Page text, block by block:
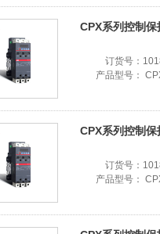
CPX系列控制
订货号：
产品型号：
CPX系列控制
订货号：
产品型号：